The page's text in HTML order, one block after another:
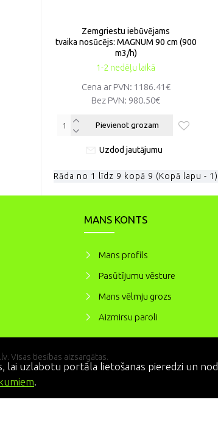
1-2 nedēļu laikā
Zemgriestu iebūvējams
tvaika nosūcējs: MAGNUM 90 cm (900
m3/h)
Cena ar PVN: 1186.41€
Bez PVN: 980.50€
Pievienot grozam
Uzdod jautājumu
Rāda no 1 līdz 9 kopā 9 (Kopā lapu - 1)
MANS KONTS
Mans profils
Pasūtījumu vēsture
Mans vēlmju grozs
Aizmirsu paroli
Visas tiesības aizsargātas.
lai uzlabotu portāla lietošanas pieredzi un
.